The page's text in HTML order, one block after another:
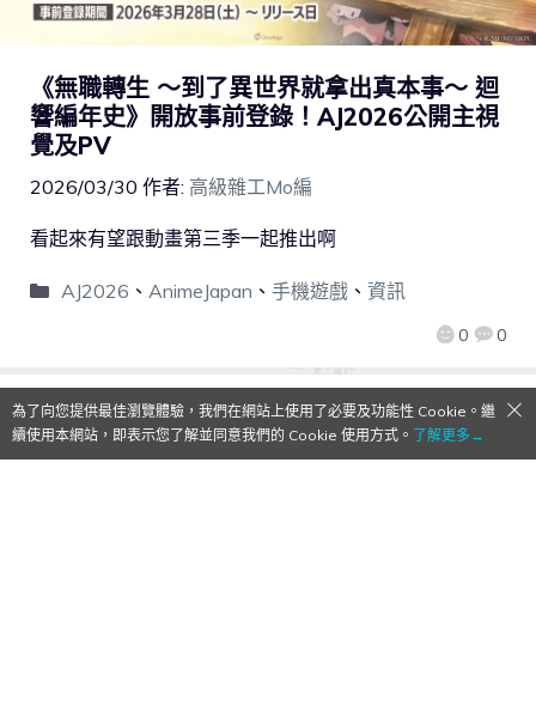
《無職轉生 ～到了異世界就拿出真本事～ 迴
響編年史》開放事前登錄！AJ2026公開主視
覺及PV
2026/03/30 作者: 高級雜工Mo編
0 0
看起來有望跟動畫第三季一起推出啊
AJ2026 、 AnimeJapan 、 手機遊戲、 資訊
為了向您提供最佳瀏覽體驗，我們在網站上使用了必要及功能性 Cookie。繼
續使用本網站，即表示您了解並同意我們的 Cookie 使用方式。 了解更多→